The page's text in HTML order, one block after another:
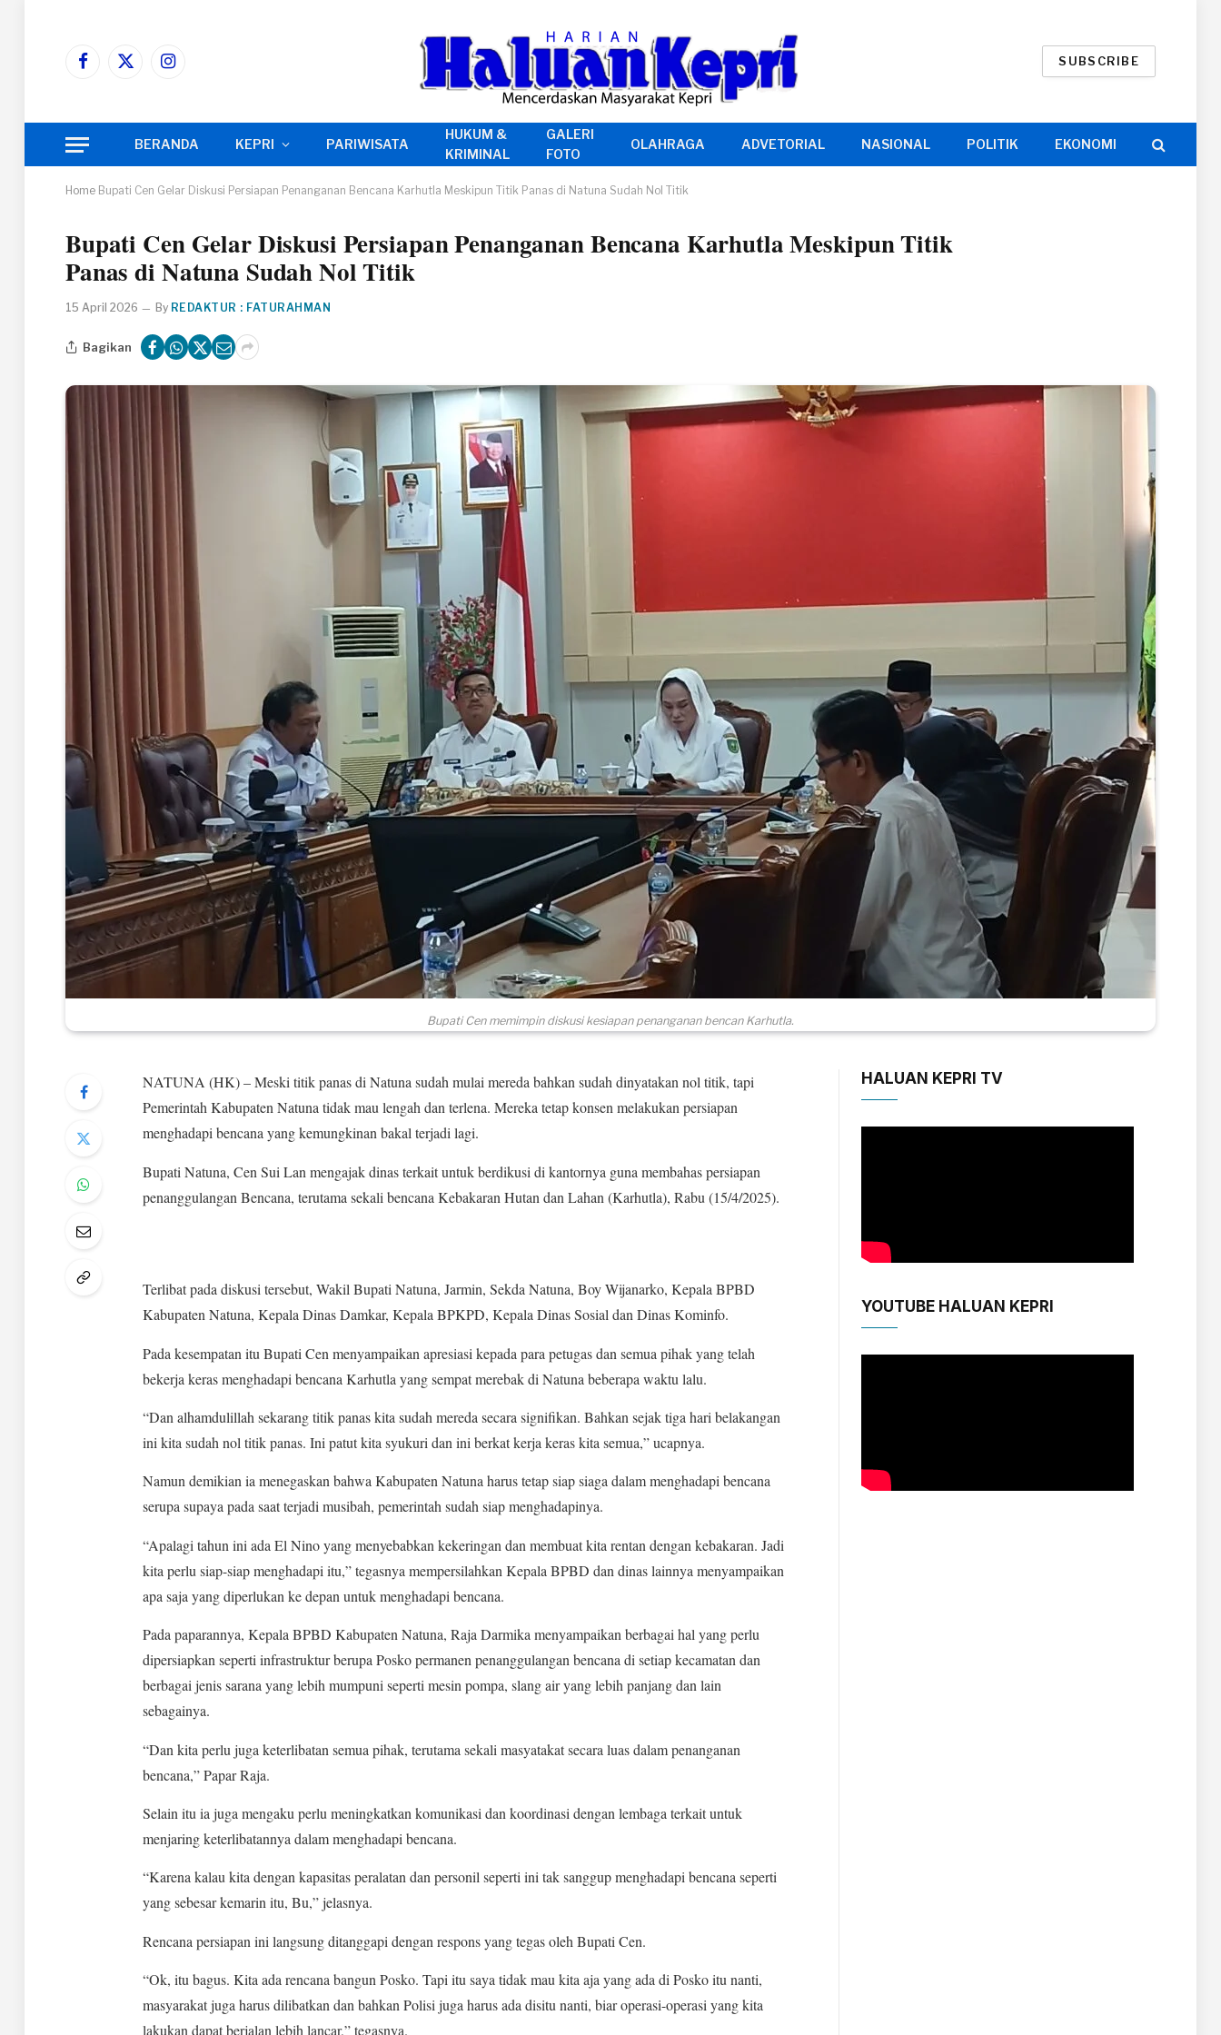
Facebook
X
Instagram
SUBSCRIBE
BERANDA KEPRI PARIWISATA
HUKUM &
KRIMINAL
GALERI
FOTO
OLAHRAGA ADVETORIAL NASIONAL POLITIK EKONOMI
Home Bupati Cen Gelar Diskusi Persiapan Penanganan Bencana Karhutla Meskipun Titik Panas di Natuna Sudah Nol Titik
Bupati Cen Gelar Diskusi Persiapan Penanganan Bencana Karhutla Meskipun Titik
Panas di Natuna Sudah Nol Titik
15 April 2026 By REDAKTUR : FATURAHMAN
Bagikan
Bupati Cen memimpin diskusi kesiapan penanganan bencan Karhutla.
NATUNA (HK) – Meski titik panas di Natuna sudah mulai mereda bahkan sudah dinyatakan nol titik, tapi
Pemerintah Kabupaten Natuna tidak mau lengah dan terlena. Mereka tetap konsen melakukan persiapan
menghadapi bencana yang kemungkinan bakal terjadi lagi.
Bupati Natuna, Cen Sui Lan mengajak dinas terkait untuk berdikusi di kantornya guna membahas persiapan
penanggulangan Bencana, terutama sekali bencana Kebakaran Hutan dan Lahan (Karhutla), Rabu (15/4/2025).
Terlibat pada diskusi tersebut, Wakil Bupati Natuna, Jarmin, Sekda Natuna, Boy Wijanarko, Kepala BPBD
Kabupaten Natuna, Kepala Dinas Damkar, Kepala BPKPD, Kepala Dinas Sosial dan Dinas Kominfo.
Pada kesempatan itu Bupati Cen menyampaikan apresiasi kepada para petugas dan semua pihak yang telah
bekerja keras menghadapi bencana Karhutla yang sempat merebak di Natuna beberapa waktu lalu.
“Dan alhamdulillah sekarang titik panas kita sudah mereda secara signifikan. Bahkan sejak tiga hari belakangan
ini kita sudah nol titik panas. Ini patut kita syukuri dan ini berkat kerja keras kita semua,” ucapnya.
Namun demikian ia menegaskan bahwa Kabupaten Natuna harus tetap siap siaga dalam menghadapi bencana
serupa supaya pada saat terjadi musibah, pemerintah sudah siap menghadapinya.
“Apalagi tahun ini ada El Nino yang menyebabkan kekeringan dan membuat kita rentan dengan kebakaran. Jadi
kita perlu siap-siap menghadapi itu,” tegasnya mempersilahkan Kepala BPBD dan dinas lainnya menyampaikan
apa saja yang diperlukan ke depan untuk menghadapi bencana.
Pada paparannya, Kepala BPBD Kabupaten Natuna, Raja Darmika menyampaikan berbagai hal yang perlu
dipersiapkan seperti infrastruktur berupa Posko permanen penanggulangan bencana di setiap kecamatan dan
berbagai jenis sarana yang lebih mumpuni seperti mesin pompa, slang air yang lebih panjang dan lain
sebagainya.
“Dan kita perlu juga keterlibatan semua pihak, terutama sekali masyatakat secara luas dalam penanganan
bencana,” Papar Raja.
Selain itu ia juga mengaku perlu meningkatkan komunikasi dan koordinasi dengan lembaga terkait untuk
menjaring keterlibatannya dalam menghadapi bencana.
“Karena kalau kita dengan kapasitas peralatan dan personil seperti ini tak sanggup menghadapi bencana seperti
yang sebesar kemarin itu, Bu,” jelasnya.
Rencana persiapan ini langsung ditanggapi dengan respons yang tegas oleh Bupati Cen.
“Ok, itu bagus. Kita ada rencana bangun Posko. Tapi itu saya tidak mau kita aja yang ada di Posko itu nanti,
masyarakat juga harus dilibatkan dan bahkan Polisi juga harus ada disitu nanti, biar operasi-operasi yang kita
lakukan dapat berjalan lebih lancar,” tegasnya.
HALUAN KEPRI TV
YOUTUBE HALUAN KEPRI